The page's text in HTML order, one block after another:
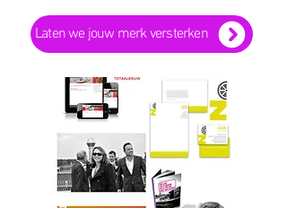
Laten we jouw merk versterken